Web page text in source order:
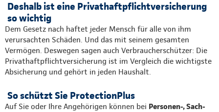
Deshalb ist eine Privathaftpflichtversicherung
so wichtig
Dem Gesetz nach haftet jeder Mensch für alle von ihm
verursachten Schäden. Und das mit seinem gesamten
Vermögen. Deswegen sagen auch Verbraucherschützer: Die
Privathaftpflichtversicherung ist im Vergleich die wichtigste
Absicherung und gehört in jeden Haushalt.
So schützt Sie ProtectionPlus
Auf Sie oder Ihre Angehörigen können bei Personen-, Sach-